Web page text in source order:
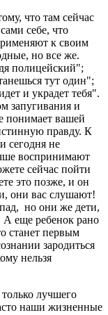
что там сейчас
себе, что
к своим
но все же.
полицейский";
тут один";
и украдет тебя".
запугивания и
понимает вашей
правду. К
сегодня не
воспринимают
сейчас пойти
это позже, и он
они вас слушают!
но они же дети,
А еще ребенок рано
станет первым
зародиться
нельзя
лучшего
наши жизненные